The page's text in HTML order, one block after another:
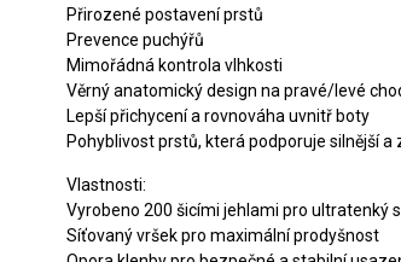
Přirozené postavení prstů
Prevence puchýřů
Mimořádná kontrola vlhkosti
Věrný anatomický design na pravé/levé
Lepší přichycení a rovnováha uvnitř boty
Pohyblivost prstů, která podporuje silnější a
Vlastnosti:
Vyrobeno 200 šicími jehlami pro ultratenký
Síťovaný vršek pro maximální prodyšnost